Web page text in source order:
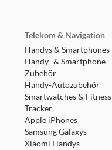
Telekom & Navigation
Handys & Smartphones
Handy- & Smartphone-
Zubehör
Handy-Autozubehör
Smartwatches & Fitness
Tracker
Apple iPhones
Samsung Galaxys
Xiaomi Handys